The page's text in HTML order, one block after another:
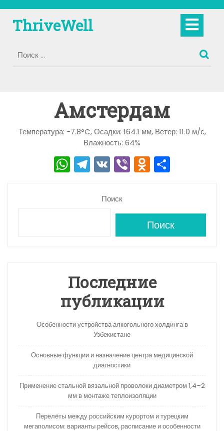
содержимому
ThriveWell
Амстердам
Температура: -7.8°C, Осадки: 164.1 мм, Ветер: 11.0 м/с,
Влажность: 64%
W
h
T
el
e
V
K
Vi
b
O
d
o
kl
a
s
ni
ki
а
в
и
Поиск
Поиск
Последние
публикации
Особенности устройства алкогольного холдинга в
Узбекистане
Основные функции и назначение центра медицинской
диагностики
Применение стальной вязальной проволоки диаметром 1,4–2
мм в монтаже теплоизоляции
Перелёты между российским курортом и турецким
мегаполисом: варианты рейсов, расписание и особенности